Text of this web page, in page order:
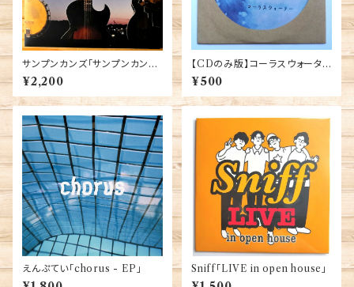
サンプンカンズ「サンプンカン
ズ」
¥2,200
【CDのみ版】コーラスウォータ
ー「おいしい水」
¥500
えんぷてい「chorus - EP」 Sniff「LIVE in open house」